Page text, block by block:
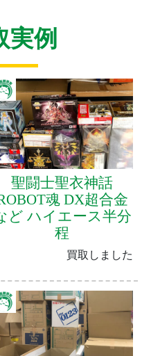
実例
聖闘士聖衣神話
魂 DX超合金
ど ハイエース半分
程
買取しました